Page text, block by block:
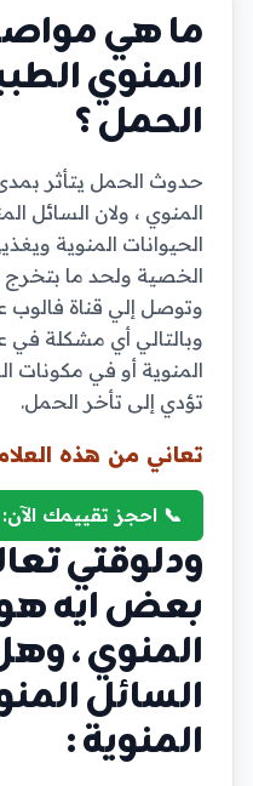
ما هي
المنوي
الحمل ؟
حدوث الحمل يتأثر
المنوي ، ولان السائل
الحيوانات المنوية
الخصية ولحد ما
وتوصل إلي قناة
وبالتالي أي مشكلة في
المنوية أو في مكونات
تؤدي إلى تأخر الحمل.
تعاني من هذه
📞 احجز تقييمك الآن: 01018874287
ودلوقتي
بعض ايه
المنوي ،
السائل
المنوية :